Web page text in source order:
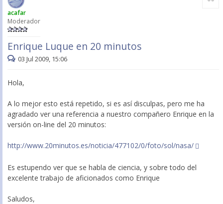
acafar
Moderador
Enrique Luque en 20 minutos
03 Jul 2009, 15:06
Hola,
A lo mejor esto está repetido, si es así disculpas, pero me ha
agradado ver una referencia a nuestro compañero Enrique en la
versión on-line del 20 minutos:
http://www.20minutos.es/noticia/477102/0/foto/sol/nasa/
Es estupendo ver que se habla de ciencia, y sobre todo del
excelente trabajo de aficionados como Enrique
Saludos,